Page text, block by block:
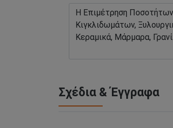
Σχέδια & Έγγραφα